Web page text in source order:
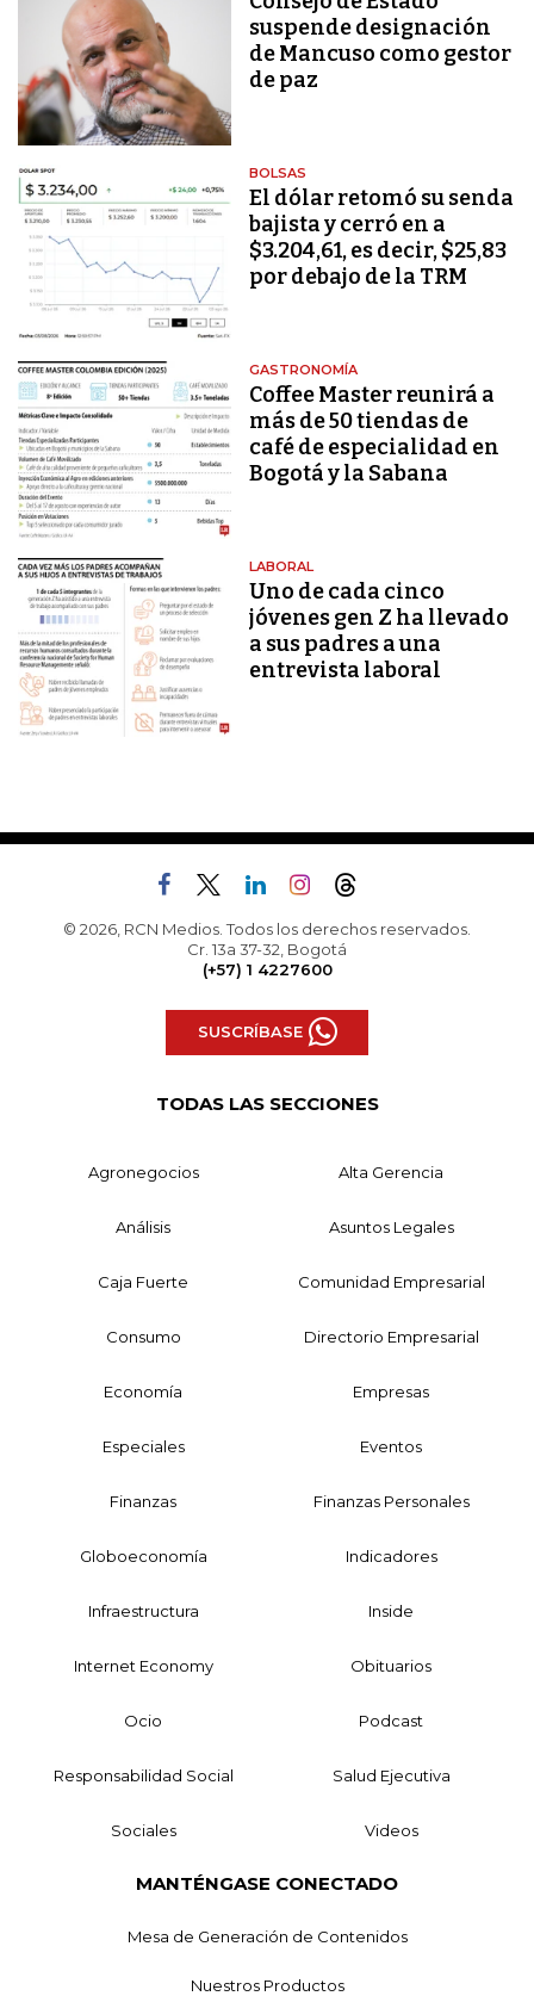
suspende designación
de Mancuso como gestor
de paz
BOLSAS
El dólar retomó su senda
bajista y cerró en a
$3.204,61, es decir, $25,83
por debajo de la TRM
GASTRONOMÍA
Coffee Master reunirá a
más de 50 tiendas de
café de especialidad en
Bogotá y la Sabana
LABORAL
Uno de cada cinco
jóvenes gen Z ha llevado
a sus padres a una
entrevista laboral
© 2026, RCN Medios. Todos los derechos reservados.
Cr. 13a 37-32, Bogotá
(+57) 1 4227600
SUSCRÍBASE
TODAS LAS SECCIONES
Agronegocios Alta Gerencia
Análisis Asuntos Legales
Caja Fuerte Comunidad Empresarial
Consumo Directorio Empresarial
Economía Empresas
Especiales Eventos
Finanzas Finanzas Personales
Globoeconomía Indicadores
Infraestructura Inside
Internet Economy Obituarios
Ocio Podcast
Responsabilidad Social Salud Ejecutiva
Sociales Videos
MANTÉNGASE CONECTADO
Mesa de Generación de Contenidos
Nuestros Productos